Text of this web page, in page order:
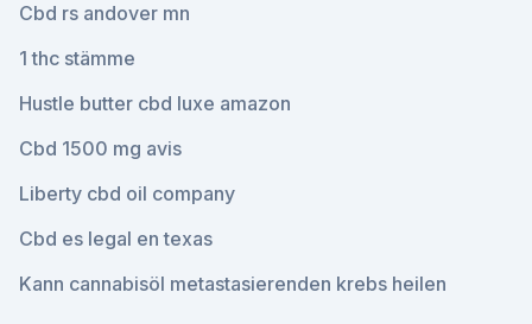
Cbd rs andover mn
1 thc stämme
Hustle butter cbd luxe amazon
Cbd 1500 mg avis
Liberty cbd oil company
Cbd es legal en texas
Kann cannabisöl metastasierenden krebs heilen